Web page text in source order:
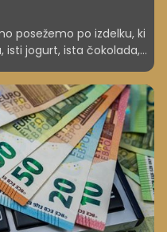
posežemo po izdelku, ki
isti jogurt, ista čokolada,
občutek
sploh ne pogledamo
ko so življenjski stroški
vprašanje, ali zares
ime in embalažo.